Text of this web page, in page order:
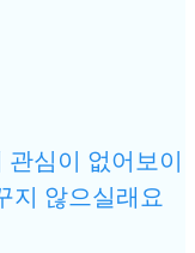
심이 없어보이
지 않으실래요